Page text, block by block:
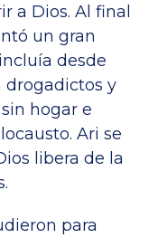
a Dios. Al final
un gran
desde
drogadictos y
hogar e
Ari se
libera de la
para